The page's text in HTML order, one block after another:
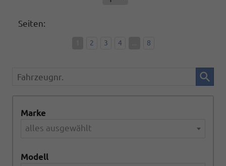
Seiten:
2 3 4 8
Fahrzeugnr.
Marke
alles ausgewählt
Modell